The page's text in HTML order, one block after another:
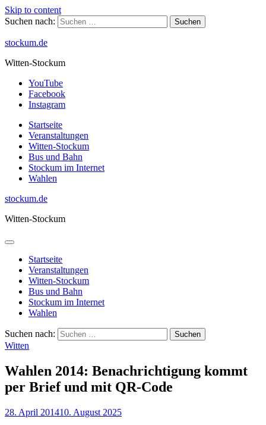
Skip to content
Suchen nach:
stockum.de
Witten-Stockum
YouTube
Facebook
Instagram
Startseite
Veranstaltungen
Witten-Stockum
Bus und Bahn
Stockum im Internet
Wahlen
stockum.de
Witten-Stockum
Startseite
Veranstaltungen
Witten-Stockum
Bus und Bahn
Stockum im Internet
Wahlen
Suchen nach:
Witten
Wahlen 2014: Benachrichtigung kommt
per Brief und mit QR-Code
28. April 201410. August 2025